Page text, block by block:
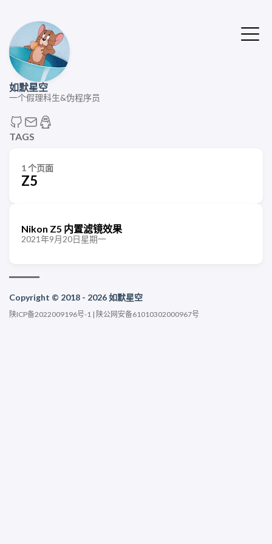
如默星空
一个假理科生&伪程序员
TAGS
1 个页面
Z5
Nikon Z5 内置滤镜效果
2021年9月20日星期一
Copyright © 2018 - 2026 如默星空
陕ICP备2022009196号-1 | 陕公网安备61010302000967号